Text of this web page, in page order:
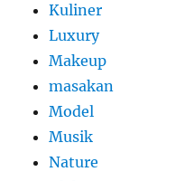
Kuliner
Luxury
Makeup
masakan
Model
Musik
Nature